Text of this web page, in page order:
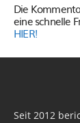
Die
eine schnelle
HIER!
Seit 2012